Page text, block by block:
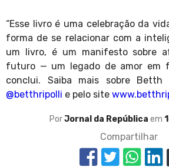
“Esse livro é uma celebração da
forma de se relacionar com a
um livro, é um manifesto sobre
futuro — um legado de amor em
conclui. Saiba mais sobre Betth
@betthripolli e pelo site
PorJornal da República em
Compartilhar